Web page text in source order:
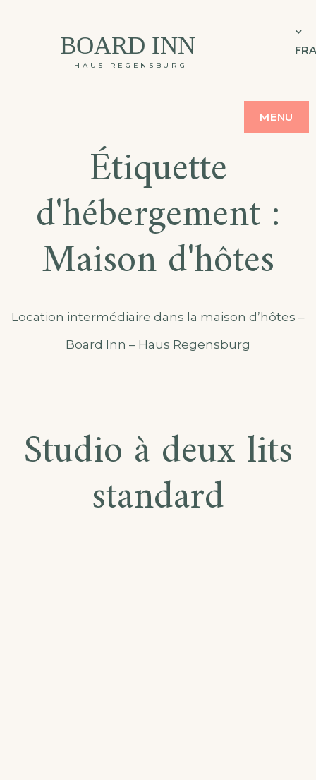
BOARD INN
HAUS REGENSBURG
MENU
Étiquette
d'hébergement :
Maison d'hôtes
Location intermédiaire dans la maison d’hôtes –
Board Inn – Haus Regensburg
Studio à deux lits
standard